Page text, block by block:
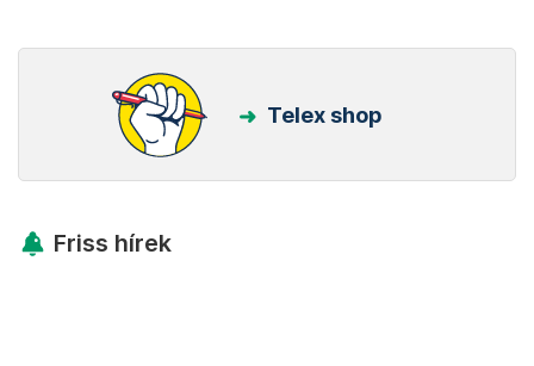
Telex shop
Friss hírek